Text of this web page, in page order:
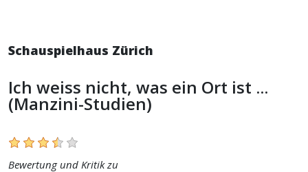
Schauspielhaus Zürich
Ich weiss nicht, was ein Ort ist ...
(Manzini-Studien)
Bewertung und Kritik zu